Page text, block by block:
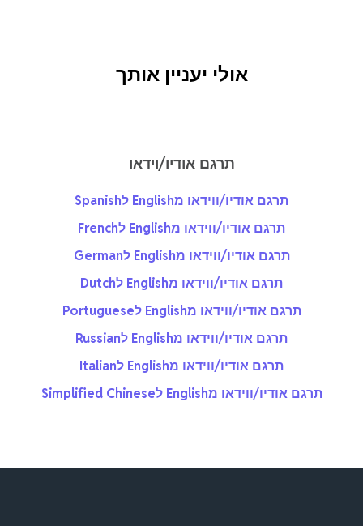
אולי יעניין אותך
תרגם אודיו/וידאו
תרגם אודיו/ווידאו מEnglish לSpanish
תרגם אודיו/ווידאו מEnglish לFrench
תרגם אודיו/ווידאו מEnglish לGerman
תרגם אודיו/ווידאו מEnglish לDutch
תרגם אודיו/ווידאו מEnglish לPortuguese
תרגם אודיו/ווידאו מEnglish לRussian
תרגם אודיו/ווידאו מEnglish לItalian
תרגם אודיו/ווידאו מEnglish לSimplified Chinese